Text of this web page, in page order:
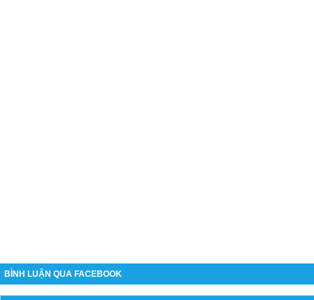
BÌNH LUẬN QUA FACEBOOK